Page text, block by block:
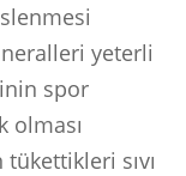
yeterli
spor
olması
sıvı